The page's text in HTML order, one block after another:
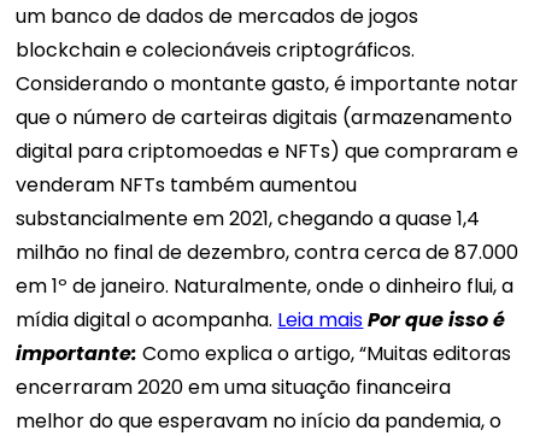
um banco de dados de mercados de jogos
blockchain e colecionáveis ​​criptográficos.
Considerando o montante gasto, é importante notar
que o número de carteiras digitais (armazenamento
digital para criptomoedas e NFTs) que compraram e
venderam NFTs também aumentou
substancialmente em 2021, chegando a quase 1,4
milhão no final de dezembro, contra cerca de 87.000
em 1º de janeiro. Naturalmente, onde o dinheiro flui, a
mídia digital o acompanha. Leia maisPor que isso é
importante: Como explica o artigo, “Muitas editoras
encerraram 2020 em uma situação financeira
melhor do que esperavam no início da pandemia, o